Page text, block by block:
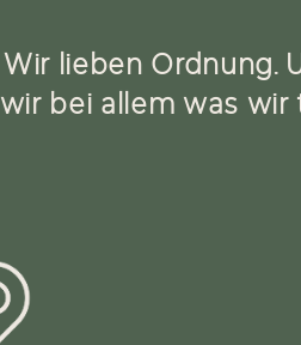
Wir lieben Ordnung.
wir bei allem was wir